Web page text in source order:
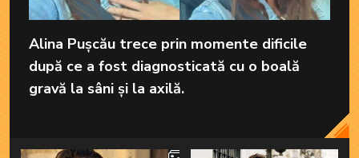
Alina Pușcău trece prin momente dificile
după ce a fost diagnosticată cu o boală
gravă la sâni și la axilă.